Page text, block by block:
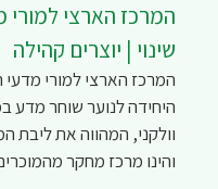
המרכז הארצי למורי
שינוי | יוצרים קהילה
המרכז הארצי למורי
היחידה לנוער שוחר מדע
וולקני, המהווה את
והינו מרכז מחקר